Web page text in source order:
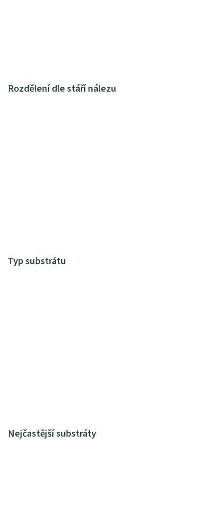
Rozdělení dle stáří nálezu
Typ substrátu
Nejčastější substráty